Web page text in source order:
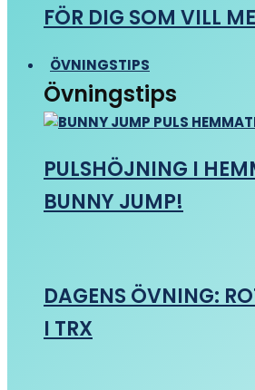
FÖR DIG SOM VILL
ÖVNINGSTIPS
Övningstips
PULSHÖJNING I
BUNNY JUMP!
DAGENS ÖVNING:
I TRX